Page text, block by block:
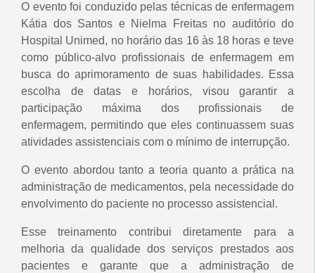
O evento foi conduzido pelas técnicas de enfermagem
Kátia dos Santos e Nielma Freitas no auditório do
Hospital Unimed, no horário das 16 às 18 horas e teve
como público-alvo profissionais de enfermagem em
busca do aprimoramento de suas habilidades. Essa
escolha de datas e horários, visou garantir a
participação máxima dos profissionais de
enfermagem, permitindo que eles continuassem suas
atividades assistenciais com o mínimo de interrupção.
O evento abordou tanto a teoria quanto a prática na
administração de medicamentos, pela necessidade do
envolvimento do paciente no processo assistencial.
Esse treinamento contribui diretamente para a
melhoria da qualidade dos serviços prestados aos
pacientes e garante que a administração de